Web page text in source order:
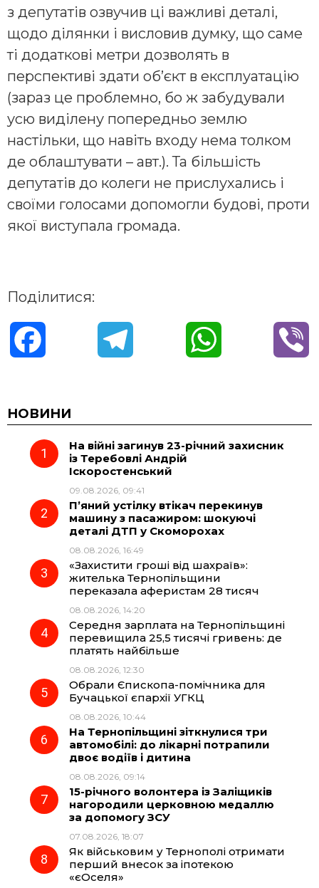
з депутатів озвучив ці важливі деталі,
щодо ділянки і висловив думку, що саме
ті додаткові метри дозволять в
перспективі здати об’єкт в експлуатацію
(зараз це проблемно, бо ж забудували
усю виділену попередньо землю
настільки, що навіть входу нема толком
де облаштувати – авт.). Та більшість
депутатів до колеги не прислухались і
своїми голосами допомогли будові, проти
якої виступала громада.
Поділитися:
c
e
o
k
e
r
a
m
t
A
p
НОВИНИ
На війні загинув 23-річний захисник
із Теребовлі Андрій
Іскоростенський
09.08.2026, 09:41
П’яний устілку втікач перекинув
машину з пасажиром: шокуючі
деталі ДТП у Скоморохах
08.08.2026, 16:49
«Захистити гроші від шахраїв»:
жителька Тернопільщини
переказала аферистам 28 тисяч
08.08.2026, 14:20
Середня зарплата на Тернопільщині
перевищила 25,5 тисячі гривень: де
платять найбільше
08.08.2026, 12:30
Обрали Єпископа-помічника для
Бучацької єпархії УГКЦ
08.08.2026, 10:44
На Тернопільщині зіткнулися три
автомобілі: до лікарні потрапили
двоє водіїв і дитина
08.08.2026, 09:14
15-річного волонтера із Заліщиків
нагородили церковною медаллю
за допомогу ЗСУ
07.08.2026, 18:07
Як військовим у Тернополі отримати
перший внесок за іпотекою
«єОселя»